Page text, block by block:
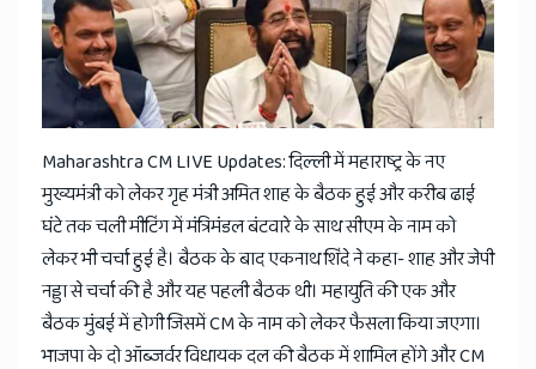
Maharashtra CM LIVE Updates: दिल्ली में महाराष्ट्र के नए
मुख्यमंत्री को लेकर गृह मंत्री अमित शाह के बैठक हुई और करीब ढाई
घंटे तक चली मीटिंग में मंत्रिमंडल बंटवारे के साथ सीएम के नाम को
लेकर भी चर्चा हुई है। बैठक के बाद एकनाथ शिंदे ने कहा- शाह और जेपी
नड्डा से चर्चा की है और यह पहली बैठक थी। महायुति की एक और
बैठक मुंबई में होगी जिसमें CM के नाम को लेकर फैसला किया जएगा।
भाजपा के दो ऑब्जर्वर विधायक दल की बैठक में शामिल होंगे और CM